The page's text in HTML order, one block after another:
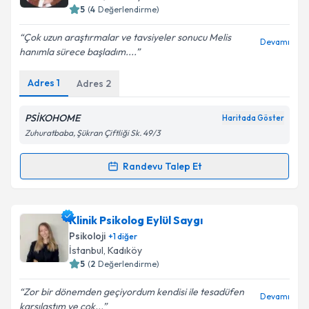
Kişisel verilerimin işlenmesine ilişkin
Metni'ni okudum ve kişisel verilerimin belirtilen
kapsamda işlenmesini kabul ediyorum.
Takvim Talebini Gönder
5 (4 Değerlendirme)
Çok uzun araştırmalar ve tavsiyeler sonucu Melis
hanımla sürece başladım....
Devamı
Adres 1 Adres 2
PSİKOHOME Haritada Göster
Zuhuratbaba, Şükran Çiftliği Sk. 49/3
Randevu Talep Et
Randevu Takvimi Talebi
Klinik Psikolog Melis Ayanlariçin randevu takvimi
talebi oluşturun. Size bu uzmandan randevu almanız
için bir takvim hazırlandığında e-posta ile
bilgilendireceğiz.
E-posta Adresiniz
Klinik Psikolog Eylül Saygı
Psikoloji +1diğer
İstanbul, Kadıköy
5 (2 Değerlendirme)
Zor bir dönemden geçiyordum kendisi ile tesadüfen
karşılaştım ve çok...
Devamı